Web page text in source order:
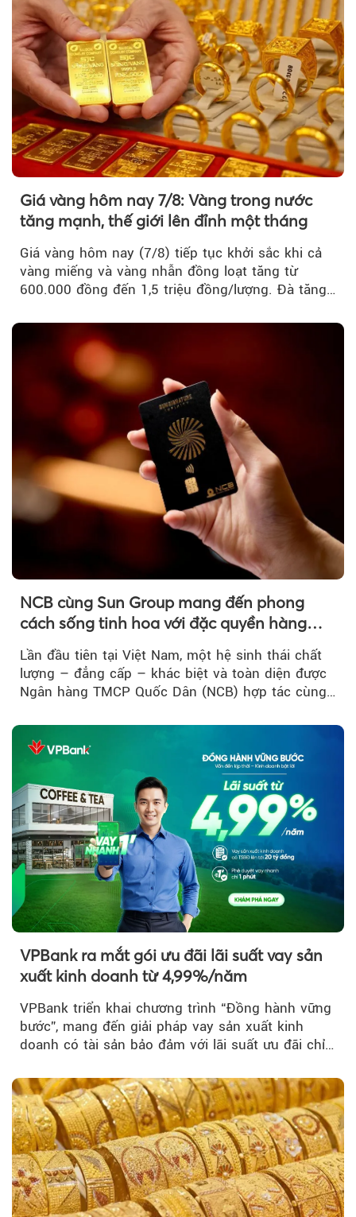
Giá vàng hôm nay 7/8: Vàng trong nước
tăng mạnh, thế giới lên đỉnh một tháng
Giá vàng hôm nay (7/8) tiếp tục khởi sắc khi cả
vàng miếng và vàng nhẫn đồng loạt tăng từ
600.000 đồng đến 1,5 triệu đồng/lượng. Đà tăng
vàng thế giới bứt phá lên mức cao nhất trong
một tháng.
NCB cùng Sun Group mang đến phong
cách sống tinh hoa với đặc quyền hàng
Lần đầu tiên tại Việt Nam, một hệ sinh thái chất
lượng – đẳng cấp – khác biệt và toàn diện được
Ngân hàng TMCP Quốc Dân (NCB) hợp tác cùng
VPBank ra mắt gói ưu đãi lãi suất vay sản
xuất kinh doanh từ 4,99%/năm
VPBank triển khai chương trình “Đồng hành vững
bước”, mang đến giải pháp vay sản xuất kinh
doanh có tài sản bảo đảm với lãi suất ưu đãi chỉ